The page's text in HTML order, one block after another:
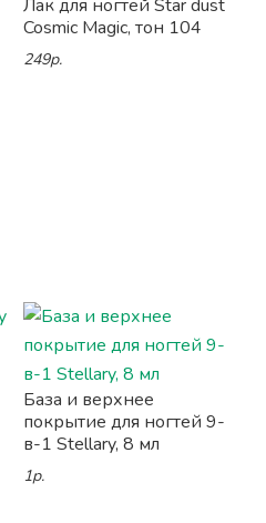
Лак для ногтей Star dust
Cosmic Magic, тон 104
249р.
База и верхнее
покрытие для ногтей 9-
в-1 Stellary, 8 мл
1р.